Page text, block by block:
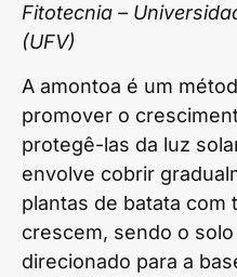
Fitotecnia –
(UFV)
A amontoa é um
promover o
protegê-las da luz
envolve cobrir
plantas de batata com
crescem, sendo o
direcionado para a